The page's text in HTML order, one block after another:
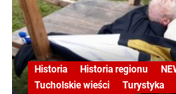
Historia Historia
STUDIO